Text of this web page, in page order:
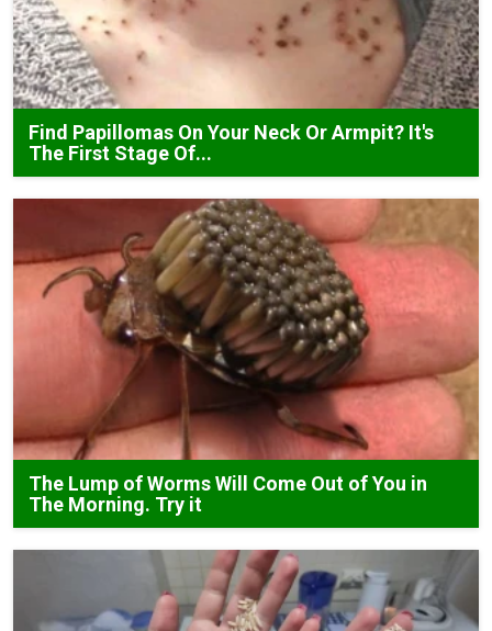
Find Papillomas On Your Neck Or Armpit? It's
The First Stage Of...
The Lump of Worms Will Come Out of You in
The Morning. Try it